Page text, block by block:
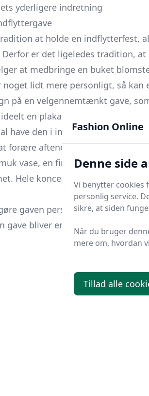
yderligere indretning
at holde en indflytterfest,
er det ligeledes tradition,
at medbringe en buket
noget lidt mere personligt, så
på en velgennemtænkt gave,
en plakat med et citat, som
have den i indflyttergave.
forære aftenens vært.
vase, en fin lysestage, en
Hele konceptet med gaver,
gaven personlig, så man kan
gave bliver en del af hjemmets
Fashion Online
Denne side
Vi benytter cookies
personlig service.
sikre, at siden
Når du bruger
mere om, hvordan
Tillad alle